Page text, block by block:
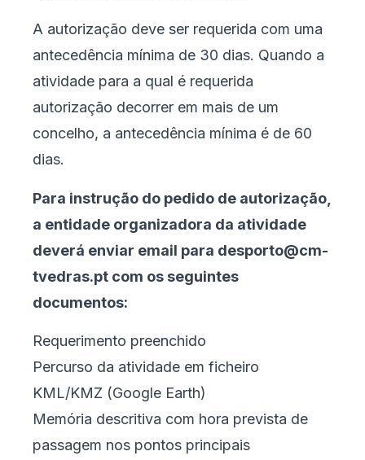
A autorização deve ser requerida com uma
antecedência mínima de 30 dias. Quando a
atividade para a qual é requerida
autorização decorrer em mais de um
concelho, a antecedência mínima é de 60
dias.
Para instrução do pedido de autorização,
a entidade organizadora da atividade
deverá enviar email para desporto@cm-
tvedras.pt com os seguintes
documentos:
Requerimento preenchido
Percurso da atividade em ficheiro
KML/KMZ (Google Earth)
Memória descritiva com hora prevista de
passagem nos pontos principais